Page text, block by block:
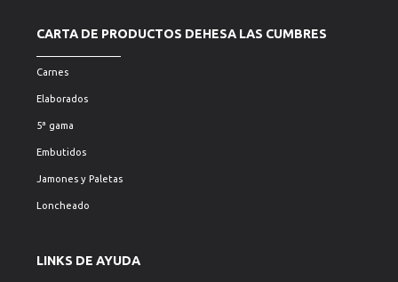
CARTA DE PRODUCTOS DEHESA LAS CUMBRES
Carnes
Elaborados
5ª gama
Embutidos
Jamones y Paletas
Loncheado
LINKS DE AYUDA